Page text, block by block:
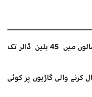
بھارت کی خلائی معیشت اگلے 10 سالوں میں 45 بلین ڈالر تک
کرنے والی گاڑیوں پر کوئی